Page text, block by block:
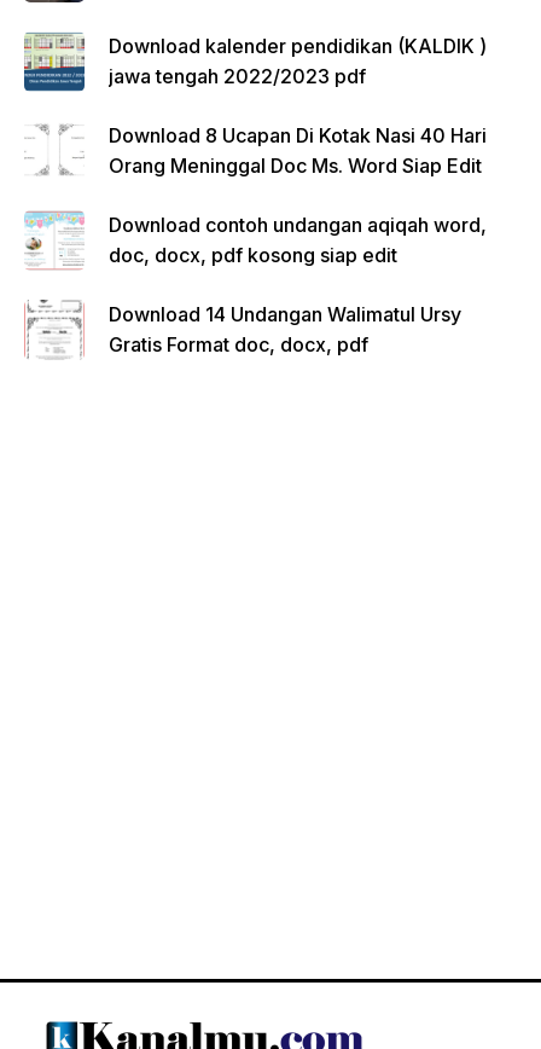
Download kalender pendidikan (KALDIK )
jawa tengah 2022/2023 pdf
Download 8 Ucapan Di Kotak Nasi 40 Hari
Orang Meninggal Doc Ms. Word Siap Edit
Download contoh undangan aqiqah word,
doc, docx, pdf kosong siap edit
Download 14 Undangan Walimatul Ursy
Gratis Format doc, docx, pdf